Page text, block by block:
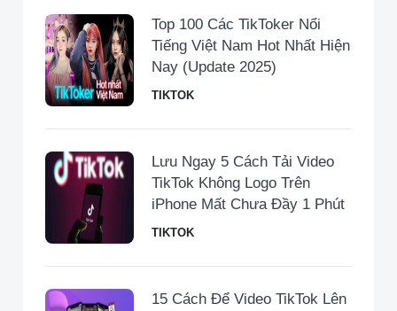
Top 100 Các TikToker Nổi
Tiếng Việt Nam Hot Nhất Hiện
Nay (Update 2025)
TIKTOK
Lưu Ngay 5 Cách Tải Video
TikTok Không Logo Trên
iPhone Mất Chưa Đầy 1 Phút
TIKTOK
15 Cách Để Video TikTok Lên